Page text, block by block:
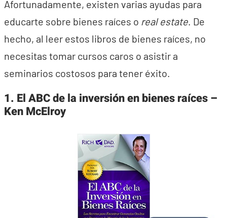
Afortunadamente, existen varias ayudas para
educarte sobre bienes raíces o real estate. De
hecho, al leer estos libros de bienes raíces, no
necesitas tomar cursos caros o asistir a
seminarios costosos para tener éxito.
1. El ABC de la inversión en bienes raíces –
Ken McElroy